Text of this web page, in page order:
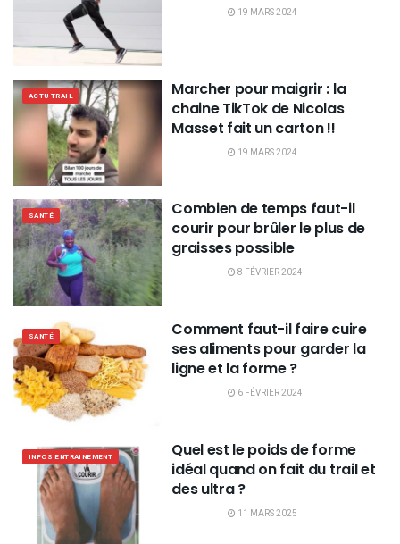
19 MARS 2024
ACTU TRAIL
Marcher pour maigrir : la
chaine TikTok de Nicolas
Masset fait un carton !!
19 MARS 2024
SANTÉ
Combien de temps faut-il
courir pour brûler le plus de
graisses possible
8 FÉVRIER 2024
SANTÉ
Comment faut-il faire cuire
ses aliments pour garder la
ligne et la forme ?
6 FÉVRIER 2024
INFOS ENTRAINEMENT
Quel est le poids de forme
idéal quand on fait du trail et
des ultra ?
11 MARS 2025